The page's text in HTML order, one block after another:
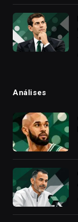
Análises